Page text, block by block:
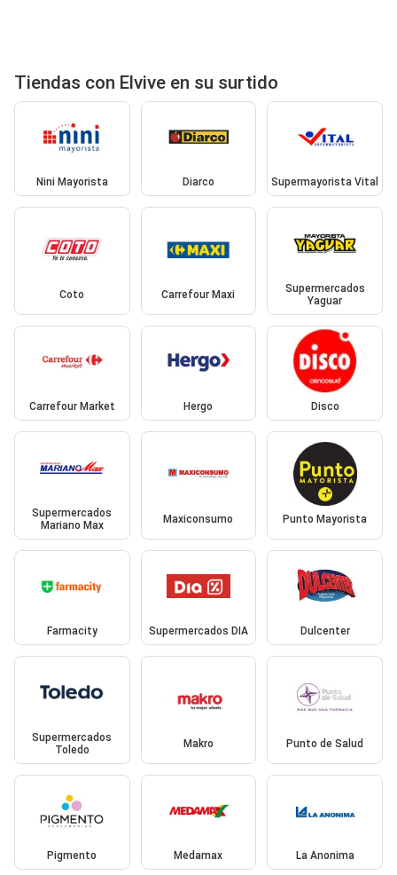
Tiendas con Elvive en su surtido
Nini Mayorista Diarco Supermayorista Vital
Coto Carrefour Maxi
Supermercados
Yaguar
Carrefour Market Hergo Disco
Supermercados
Mariano Max
Maxiconsumo Punto Mayorista
Farmacity Supermercados DIA Dulcenter
Supermercados
Toledo
Makro Punto de Salud
Pigmento Medamax La Anonima